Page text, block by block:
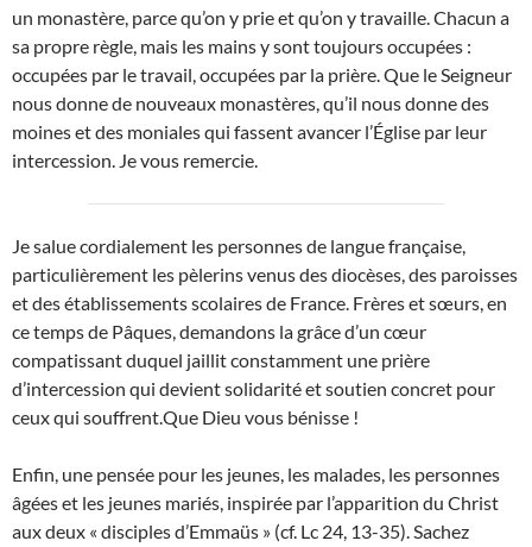
un monastère, parce qu’on y prie et qu’on y travaille. Chacun a
sa propre règle, mais les mains y sont toujours occupées :
occupées par le travail, occupées par la prière. Que le Seigneur
nous donne de nouveaux monastères, qu’il nous donne des
moines et des moniales qui fassent avancer l’Église par leur
intercession. Je vous remercie.
Je salue cordialement les personnes de langue française,
particulièrement les pèlerins venus des diocèses, des paroisses
et des établissements scolaires de France. Frères et sœurs, en
ce temps de Pâques, demandons la grâce d’un cœur
compatissant duquel jaillit constamment une prière
d’intercession qui devient solidarité et soutien concret pour
ceux qui souffrent.Que Dieu vous bénisse !
Enfin, une pensée pour les jeunes, les malades, les personnes
âgées et les jeunes mariés, inspirée par l’apparition du Christ
aux deux « disciples d’Emmaüs » (cf. Lc 24, 13-35). Sachez